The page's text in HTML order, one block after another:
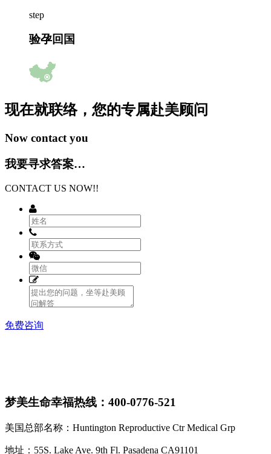
step
验孕回国
现在就联络，您的专属赴美顾问
Now contact you
我要寻求答案…
CONTACT US NOW!!
免费咨询
梦美生命幸福热线：400-0776-521
美国总部名称：Huntington Reproductive Ctr Medical Grp
地址：55S. Lake Ave. 9th Fl. Pasadena CA91101